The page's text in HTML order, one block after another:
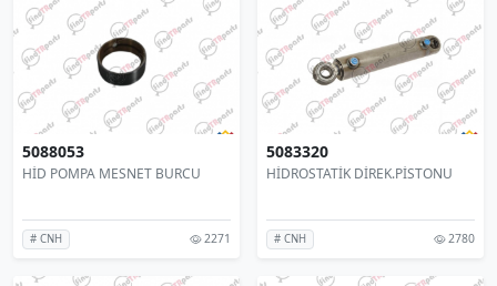
5088053
HİD POMPA MESNET BURCU
# CNH 2271
5083320
HİDROSTATİK DİREK.PİSTONU
# CNH 2780